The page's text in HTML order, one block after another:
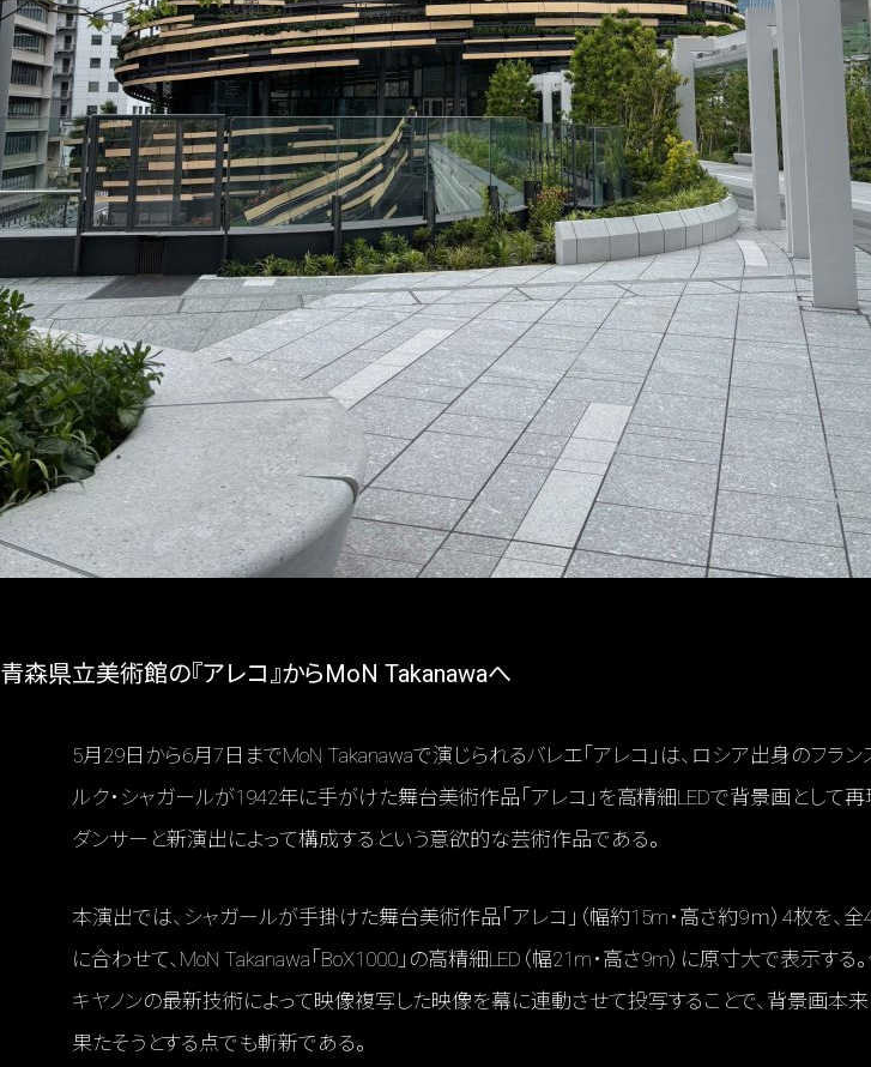
青森県立美術館の『アレコ』からMoN Takanawaへ
5月29日から6月7日までMoN Takanawaで演じられるバレエ「アレコ」は、ロシア出身のフラン
ルク・シャガールが1942年に手がけた舞台美術作品「アレコ」を高精細LEDで背景画として再
ダンサーと新演出によって構成するという意欲的な芸術作品である。
本演出では、シャガールが手掛けた舞台美術作品「アレコ」（幅約15m・高さ約9ｍ）4枚を、
に合わせて、MoN Takanawa「BoX1000」の高精細LED（幅21m・高さ9m）に原寸大で表示する。
キヤノンの最新技術によって映像複写した映像を幕に連動させて投写することで、背景画本
果たそうとする点でも斬新である。